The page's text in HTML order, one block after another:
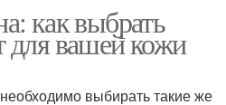
как выбрать
для вашей кожи
выбирать такие же